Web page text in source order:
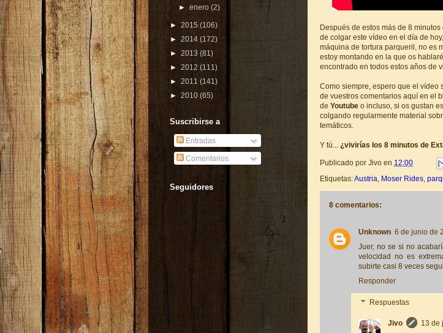
Después de estos más de 8
de colgar este vídeo en el día de
máquina de tortura parqueril, no es
estoy montando en la que os
encontrado en todos estos años de
Como siempre, espero que el vídeo
de vuestros comentarios aquí en el
de Youtube o incluso, si os gustan
colgando regularmente material
temáticos.
Y tú... ¿vivirías los 8 minutos de
Publicado por Jivo en 12:00
Etiquetas:Austria, Moser Rides,
8 comentarios:
Unknown 6 de junio de
Juer, no se si no
velocidad no es
subirte casi 8 veces
Responder
Respuestas
Jivo
13 de
►enero(2)
► 2015 (106)
► 2014 (172)
► 2013 (81)
► 2012 (111)
► 2011 (141)
► 2010 (65)
Suscribirse a
Entradas
Comentarios
Seguidores